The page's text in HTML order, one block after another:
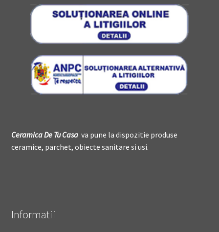
Ceramica DeTu Casava pune la dispozitie produse
ceramice, parchet, obiecte sanitare si usi.
Informatii